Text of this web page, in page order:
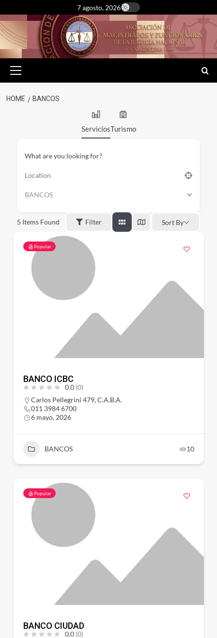
to
content
7 agosto, 2026
Menu
HOME BANCOS
ServiciosTurismo
What are you looking for?
BANCOS
5 Items Found Filter Sort By
Popular
BANCO ICBC
0.0 (0)
Carlos Pellegrini 479, C.A.B.A.
011 3984 6700
6 mayo, 2026
BANCOS 10
Popular
BANCO CIUDAD
0.0 (0)